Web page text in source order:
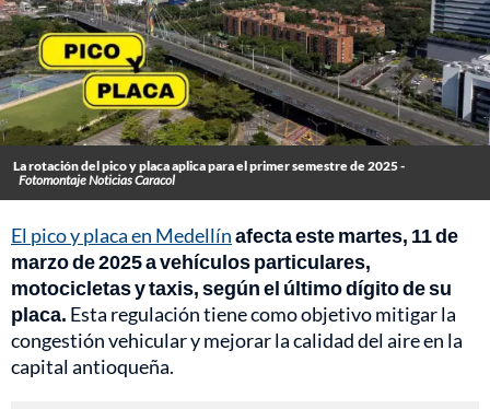
La rotación del pico y placa aplica para el primer semestre de 2025 -
Fotomontaje Noticias Caracol
El pico y placa en Medellínafecta este martes, 11 de
marzo de 2025 a vehículos particulares,
motocicletas y taxis, según el último dígito de su
placa. Esta regulación tiene como objetivo mitigar la
congestión vehicular y mejorar la calidad del aire en la
capital antioqueña.